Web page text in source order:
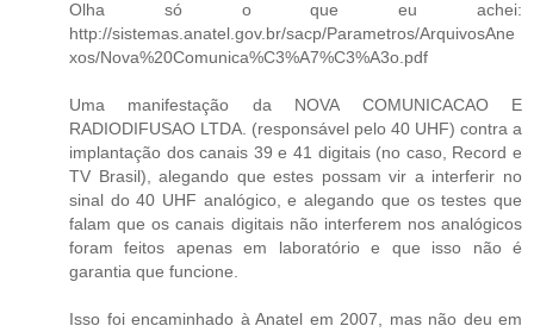
Olha só o que eu achei:
http://sistemas.anatel.gov.br/sacp/Parametros/ArquivosAne
xos/Nova%20Comunica%C3%A7%C3%A3o.pdf
Uma manifestação da NOVA COMUNICACAO E
RADIODIFUSAO LTDA. (responsável pelo 40 UHF) contra a
implantação dos canais 39 e 41 digitais (no caso, Record e
TV Brasil), alegando que estes possam vir a interferir no
sinal do 40 UHF analógico, e alegando que os testes que
falam que os canais digitais não interferem nos analógicos
foram feitos apenas em laboratório e que isso não é
garantia que funcione.
Isso foi encaminhado à Anatel em 2007, mas não deu em